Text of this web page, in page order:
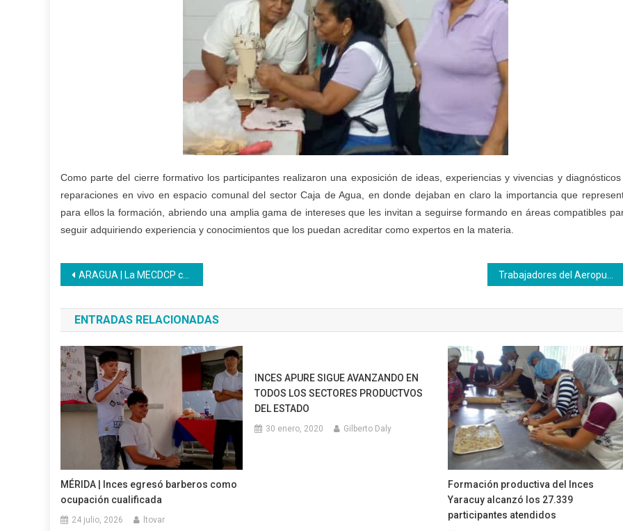
Como parte del cierre formativo los participantes realizaron una exposición de ideas, experiencias y vivencias y
reparaciones en vivo en espacio comunal del sector Caja de Agua, en donde dejaban en claro la importancia que
para ellos la formación, abriendo una amplia gama de intereses que les invitan a seguirse formando en áreas compatibles
seguir adquiriendo experiencia y conocimientos que los puedan acreditar como expertos en la materia.
Navegación
de
entradas
ARAGUA | La MECDCP conversó desde el Programa Somos Inces sobre la formación técnica profesional
ENTRADAS RELACIONADAS
MÉRIDA | Inces egresó barberos como
ocupación cualificada
24 julio, 2026 ltovar
INCES APURE SIGUE AVANZANDO EN
TODOS LOS SECTORES PRODUCTVOS
DEL ESTADO
30 enero, 2020 Gilberto Daly
Formación productiva del Inces
Yaracuy alcanzó los 27.339
participantes atendidos